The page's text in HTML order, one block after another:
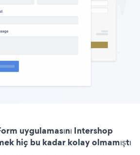
uygulamasını Intershop
hiç bu kadar kolay olmamıştı